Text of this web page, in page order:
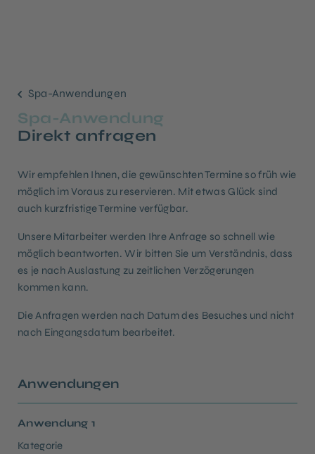
Spa-Anwendungen
Spa-Anwendung
Direkt anfragen
Wir empfehlen Ihnen, die gewünschten Termine so früh wie
möglich im Voraus zu reservieren. Mit etwas Glück sind
auch kurzfristige Termine verfügbar.
Unsere Mitarbeiter werden Ihre Anfrage so schnell wie
möglich beantworten. Wir bitten Sie um Verständnis, dass
es je nach Auslastung zu zeitlichen Verzögerungen
kommen kann.
Die Anfragen werden nach Datum des Besuches und nicht
nach Eingangsdatum bearbeitet.
Anwendungen
Anwendung 1
Kategorie